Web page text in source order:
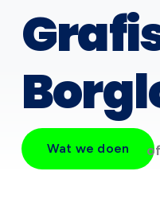
Wat we doen of